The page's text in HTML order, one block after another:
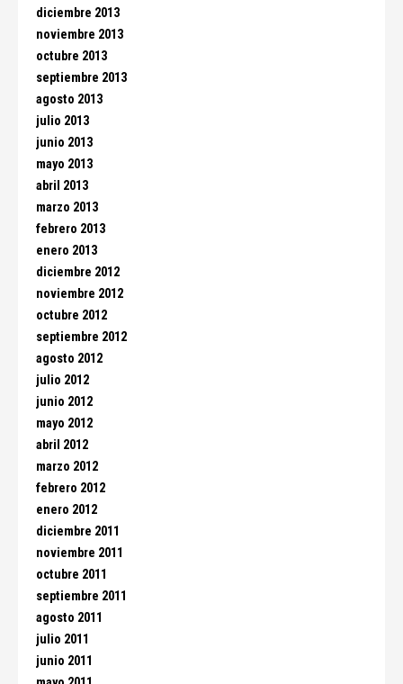
diciembre 2013
noviembre 2013
octubre 2013
septiembre 2013
agosto 2013
julio 2013
junio 2013
mayo 2013
abril 2013
marzo 2013
febrero 2013
enero 2013
diciembre 2012
noviembre 2012
octubre 2012
septiembre 2012
agosto 2012
julio 2012
junio 2012
mayo 2012
abril 2012
marzo 2012
febrero 2012
enero 2012
diciembre 2011
noviembre 2011
octubre 2011
septiembre 2011
agosto 2011
julio 2011
junio 2011